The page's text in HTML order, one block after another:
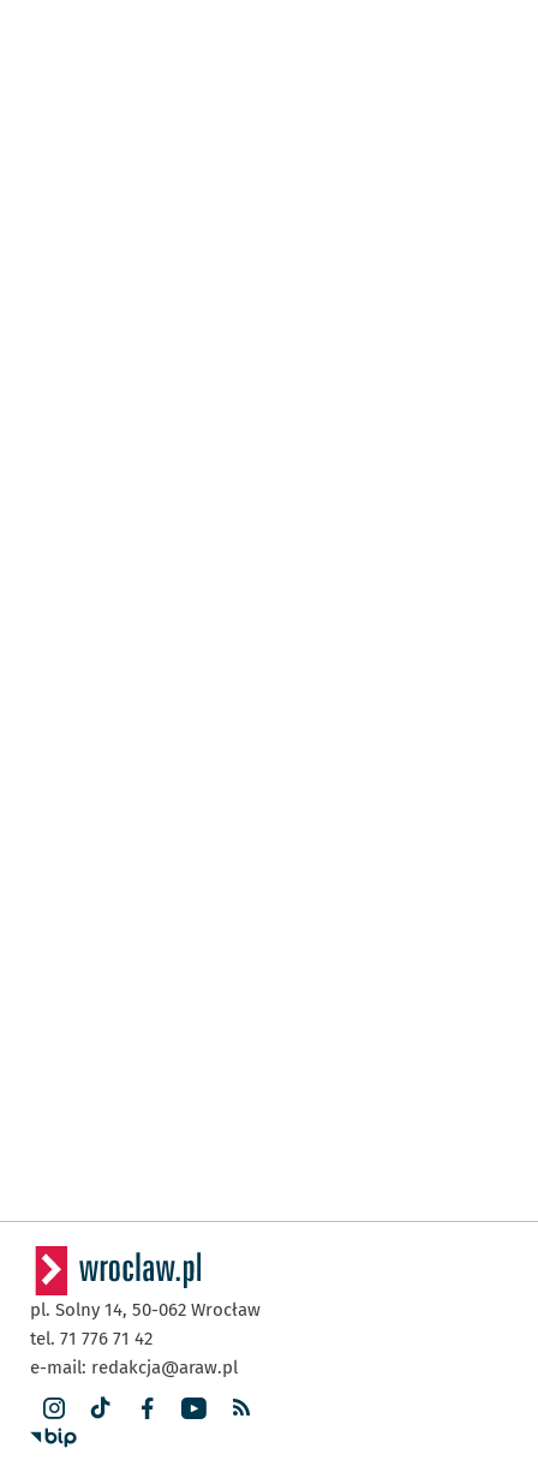
pl. Solny 14, 50-062 Wrocław
tel. 71 776 71 42
e-mail: redakcja@araw.pl